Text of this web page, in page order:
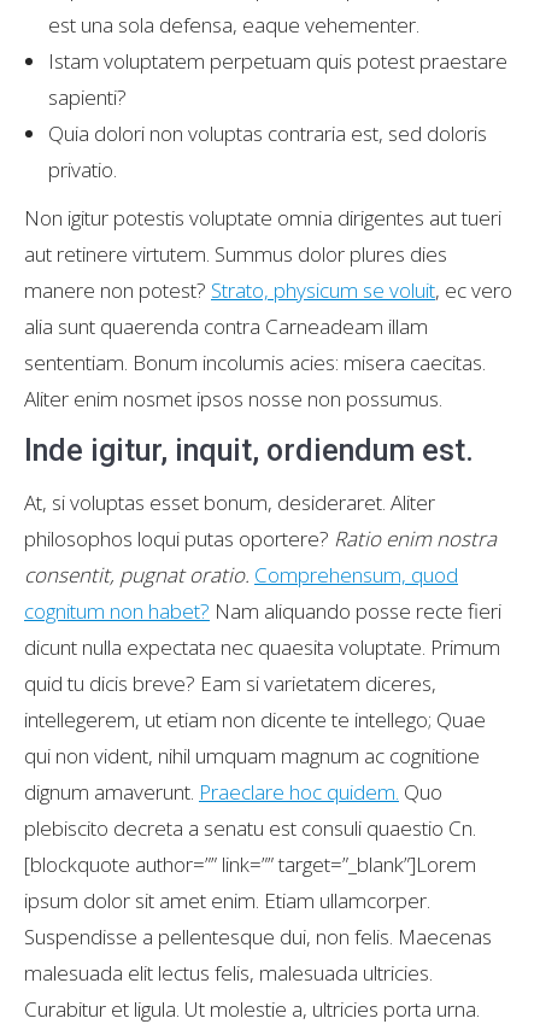
est una sola defensa, eaque vehementer.
Istam voluptatem perpetuam quis potest praestare
sapienti?
Quia dolori non voluptas contraria est, sed doloris
privatio.
Non igitur potestis voluptate omnia dirigentes aut tueri
aut retinere virtutem. Summus dolor plures dies
manere non potest? Strato, physicum se voluit, ec vero
alia sunt quaerenda contra Carneadeam illam
sententiam. Bonum incolumis acies: misera caecitas.
Aliter enim nosmet ipsos nosse non possumus.
Inde igitur, inquit, ordiendum est.
At, si voluptas esset bonum, desideraret. Aliter
philosophos loqui putas oportere? Ratio enim nostra
consentit, pugnat oratio. Comprehensum, quod
cognitum non habet? Nam aliquando posse recte fieri
dicunt nulla expectata nec quaesita voluptate. Primum
quid tu dicis breve? Eam si varietatem diceres,
intellegerem, ut etiam non dicente te intellego; Quae
qui non vident, nihil umquam magnum ac cognitione
dignum amaverunt. Praeclare hoc quidem. Quo
plebiscito decreta a senatu est consuli quaestio Cn.
[blockquote author=”” link=”” target=”_blank”]Lorem
ipsum dolor sit amet enim. Etiam ullamcorper.
Suspendisse a pellentesque dui, non felis. Maecenas
malesuada elit lectus felis, malesuada ultricies.
Curabitur et ligula. Ut molestie a, ultricies porta urna.